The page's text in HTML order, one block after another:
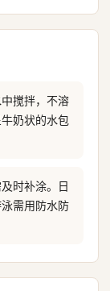
搅拌，不溶
奶状的水包
时补涂。日
需用防水防